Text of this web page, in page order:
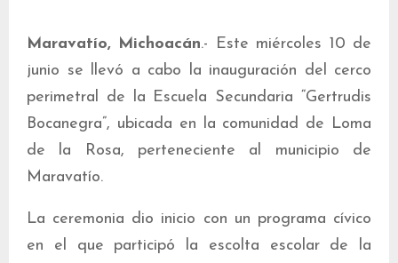
Maravatío, Michoacán.- Este miércoles 10 de
junio se llevó a cabo la inauguración del cerco
perimetral de la Escuela Secundaria “Gertrudis
Bocanegra”, ubicada en la comunidad de Loma
de la Rosa, perteneciente al municipio de
Maravatío.
La ceremonia dio inicio con un programa cívico
en el que participó la escolta escolar de la